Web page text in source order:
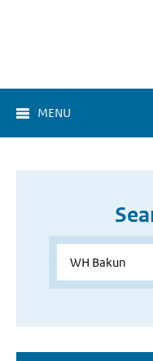
MENU